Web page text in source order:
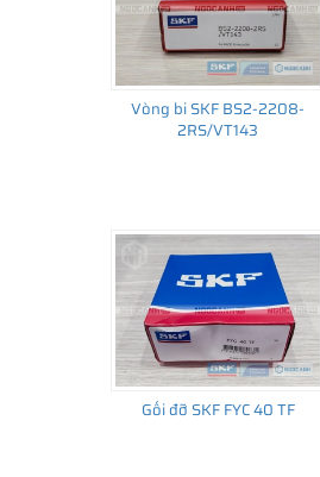
Vòng bi SKF BS2-2208-
2RS/VT143
Gối đỡ SKF FYC 40 TF